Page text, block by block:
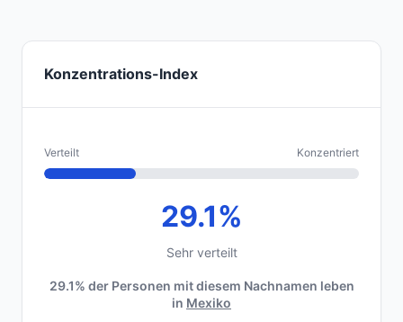
Konzentrations-Index
Verteilt Konzentriert
29.1%
Sehr verteilt
29.1% der Personen mit diesem Nachnamen leben
in Mexiko